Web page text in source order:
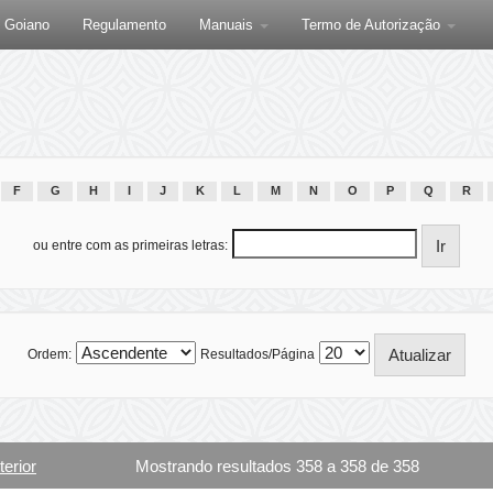
Goiano Regulamento Manuais Termo de Autorização
F G H J K L M N O P Q R
ou entre com as primeiras letras:
Ordem: Resultados/Página
Mostrando resultados 358 a 358 de 358